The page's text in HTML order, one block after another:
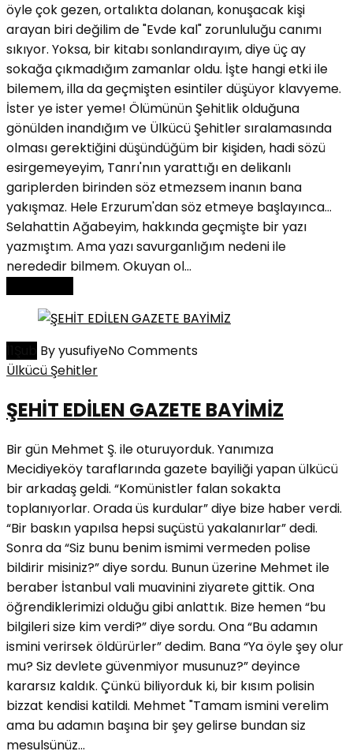
öyle çok gezen, ortalıkta dolanan, konuşacak kişi
arayan biri değilim de "Evde kal" zorunluluğu canımı
sıkıyor. Yoksa, bir kitabı sonlandırayım, diye üç ay
sokağa çıkmadığım zamanlar oldu. İşte hangi etki ile
bilemem, illa da geçmişten esintiler düşüyor klavyeme.
İster ye ister yeme! Ölümünün Şehitlik olduğuna
gönülden inandığım ve Ülkücü Şehitler sıralamasında
olması gerektiğini düşündüğüm bir kişiden, hadi sözü
esirgemeyeyim, Tanrı'nın yarattığı en delikanlı
gariplerden birinden söz etmezsem inanın bana
yakışmaz. Hele Erzurum'dan söz etmeye başlayınca…
Selahattin Ağabeyim, hakkında geçmişte bir yazı
yazmıştım. Ama yazı savurganlığım nedeni ile
nerededir bilmem. Okuyan ol...
By yusufiyeNo Comments
Ülkücü Şehitler
ŞEHİT EDİLEN GAZETE BAYİMİZ
Bir gün Mehmet Ş. ile oturuyorduk. Yanımıza
Mecidiyeköy taraflarında gazete bayiliği yapan ülkücü
bir arkadaş geldi. “Komünistler falan sokakta
toplanıyorlar. Orada üs kurdular” diye bize haber verdi.
“Bir baskın yapılsa hepsi suçüstü yakalanırlar” dedi.
Sonra da “Siz bunu benim ismimi vermeden polise
bildirir misiniz?” diye sordu. Bunun üzerine Mehmet ile
beraber İstanbul vali muavinini ziyarete gittik. Ona
öğrendiklerimizi olduğu gibi anlat­tık. Bize hemen “bu
bilgileri size kim verdi?” diye sordu. Ona “Bu adamın
ismini verirsek öldürürler” dedim. Bana “Ya öyle şey olur
mu? Siz devlete güvenmiyor musunuz?” deyince
kararsız kaldık. Çünkü biliyorduk ki, bir kısım polisin
bizzat kendisi katildi. Mehmet "Tamam ismini verelim
ama bu adamın ba­şına bir şey gelirse bundan siz
mesulsünüz...